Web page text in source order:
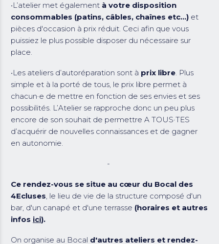
•L’atelier met également à votre disposition
consommables (patins, câbles, chaînes etc...) et
pièces d'occasion à prix réduit. Ceci afin que vous
puissiez le plus possible disposer du nécessaire sur
place.
•Les ateliers d’autoréparation sont à prix libre. Plus
simple et à la porté de tous, le prix libre permet à
chacun·e de mettre en fonction de ses envies et ses
possibilités. L’Atelier se rapproche donc un peu plus
encore de son souhait de permettre A TOUS·TES
d’acquérir de nouvelles connaissances et de gagner
en autonomie.
-
Ce rendez-vous se situe au cœur du Bocal des
4Ecluses, le lieu de vie de la structure composé d'un
bar, d'un canapé et d'une terrasse (horaires et autres
infos ici).
On organise au Bocal d'autres ateliers et rendez-